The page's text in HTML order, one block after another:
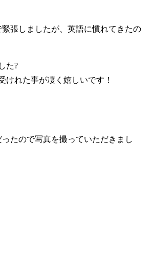
張しましたが、英語に慣れてきたの
た?
れた事が凄く嬉しいです！
たので写真を撮っていただきまし